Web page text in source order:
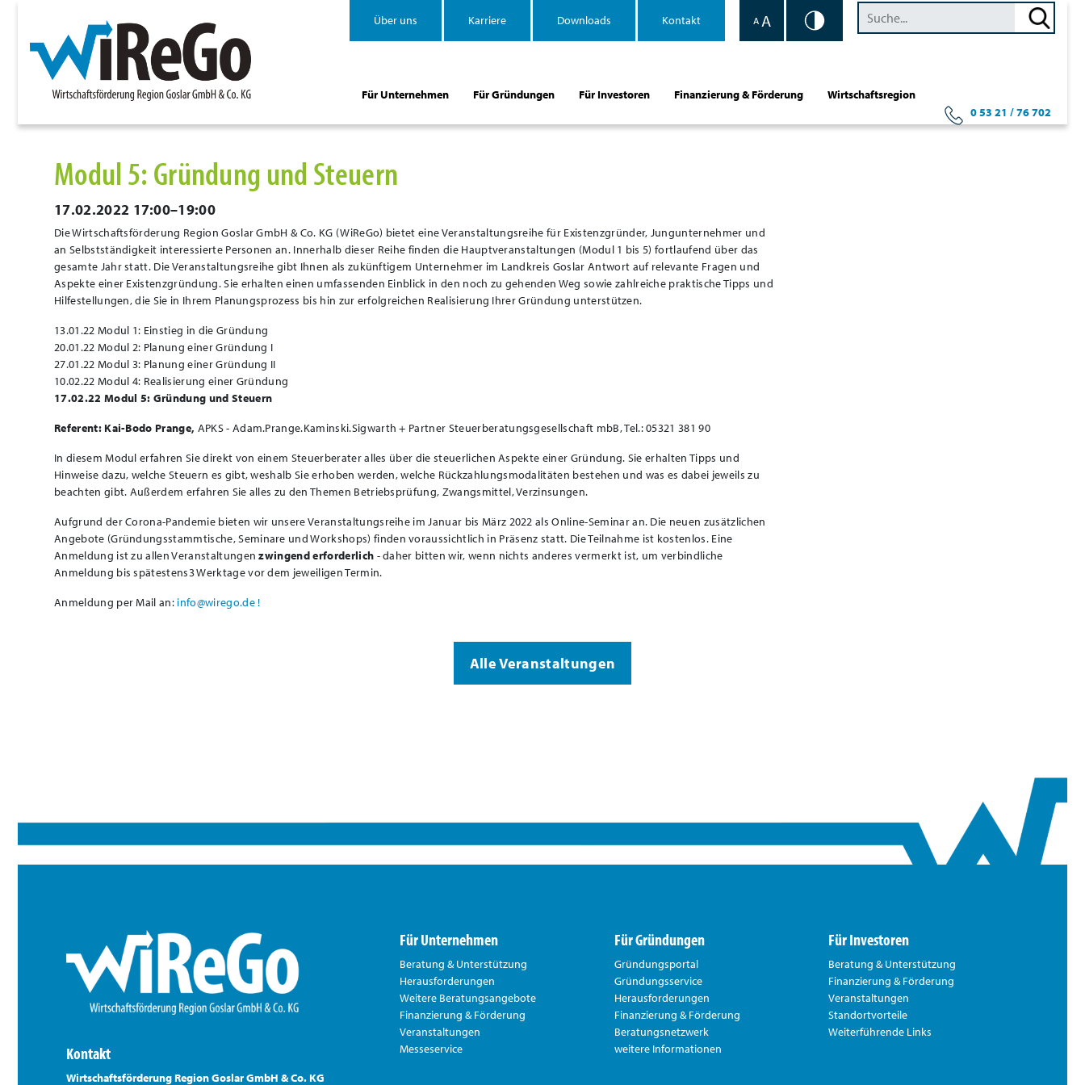
Über uns Karriere Downloads Kontakt A A
Für Unternehmen Für Gründungen Für Investoren Finanzierung & Förderung
Wirtschaftsregion
0 53 21 / 76 702
Modul 5: Gründung und Steuern
17.02.2022 17:00–19:00
Die Wirtschaftsförderung Region Goslar GmbH & Co. KG (WiReGo) bietet eine Veranstaltungsreihe für Existenzgründer, Jungunternehmer und
an Selbstständigkeit interessierte Personen an. Innerhalb dieser Reihe finden die Hauptveranstaltungen (Modul 1 bis 5) fortlaufend über das
gesamte Jahr statt. Die Veranstaltungsreihe gibt Ihnen als zukünftigem Unternehmer im Landkreis Goslar Antwort auf relevante Fragen und
Aspekte einer Existenzgründung. Sie erhalten einen umfassenden Einblick in den noch zu gehenden Weg sowie zahlreiche praktische Tipps und
Hilfestellungen, die Sie in Ihrem Planungsprozess bis hin zur erfolgreichen Realisierung Ihrer Gründung unterstützen.
13.01.22 Modul 1: Einstieg in die Gründung
20.01.22 Modul 2: Planung einer Gründung I
27.01.22 Modul 3: Planung einer Gründung II
10.02.22 Modul 4: Realisierung einer Gründung
17.02.22 Modul 5: Gründung und Steuern
Referent: Kai-Bodo Prange, APKS - Adam.Prange.Kaminski.Sigwarth + Partner Steuerberatungsgesellschaft mbB, Tel.: 05321 381 90
In diesem Modul erfahren Sie direkt von einem Steuerberater alles über die steuerlichen Aspekte einer Gründung. Sie erhalten Tipps und
Hinweise dazu, welche Steuern es gibt, weshalb Sie erhoben werden, welche Rückzahlungsmodalitäten bestehen und was es dabei jeweils zu
beachten gibt. Außerdem erfahren Sie alles zu den Themen Betriebsprüfung, Zwangsmittel, Verzinsungen.
Aufgrund der Corona-Pandemie bieten wir unsere Veranstaltungsreihe im Januar bis März 2022 als Online-Seminar an. Die neuen zusätzlichen
Angebote (Gründungsstammtische, Seminare und Workshops) finden voraussichtlich in Präsenz statt. Die Teilnahme ist kostenlos. Eine
Anmeldung ist zu allen Veranstaltungenzwingend erforderlich - daher bitten wir, wenn nichts anderes vermerkt ist, um verbindliche
Anmeldung bis spätestens3 Werktage vor dem jeweiligen Termin.
Anmeldung per Mail an: info@wirego.de !
Alle Veranstaltungen
Kontakt
Wirtschaftsförderung Region Goslar GmbH & Co. KG
Für Unternehmen
Beratung & Unterstützung
Herausforderungen
Weitere Beratungsangebote
Finanzierung & Förderung
Veranstaltungen
Messeservice
Für Gründungen
Gründungsportal
Gründungsservice
Herausforderungen
Finanzierung & Förderung
Beratungsnetzwerk
weitere Informationen
Für Investoren
Beratung & Unterstützung
Finanzierung & Förderung
Veranstaltungen
Standortvorteile
Weiterführende Links